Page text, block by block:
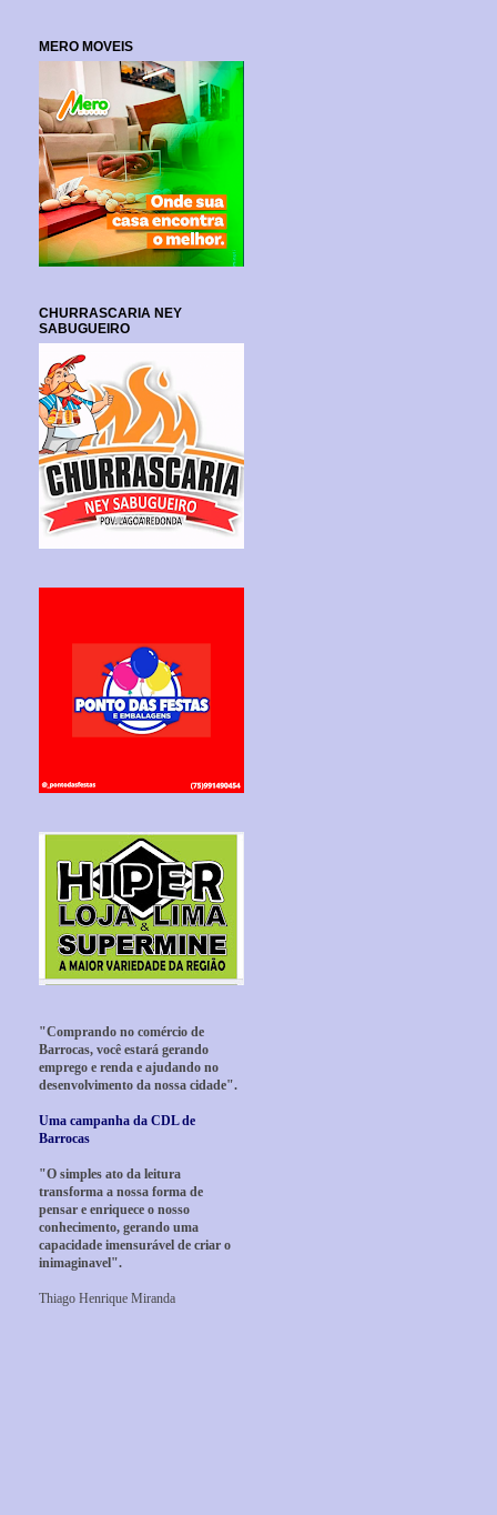
MERO MOVEIS
CHURRASCARIA NEY
SABUGUEIRO
"Comprando no comércio de
Barrocas, você estará gerando
emprego e renda e ajudando no
desenvolvimento da nossa cidade".
Uma campanha da CDL de
Barrocas
"O simples ato da leitura
transforma a nossa forma de
pensar e enriquece o nosso
conhecimento, gerando uma
capacidade imensurável de criar o
inimaginavel".
Thiago Henrique Miranda